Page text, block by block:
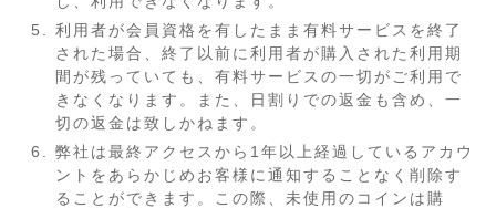
利用者が会員資格を有したまま有料サービスを終了
された場合、終了以前に利用者が購入された利用期
間が残っていても、有料サービスの一切がご利用で
きなくなります。また、日割りでの返金も含め、一
切の返金は致しかねます。
弊社は最終アクセスから1年以上経過しているアカウ
ントをあらかじめお客様に通知することなく削除す
ることができます。この際、未使用のコインは購